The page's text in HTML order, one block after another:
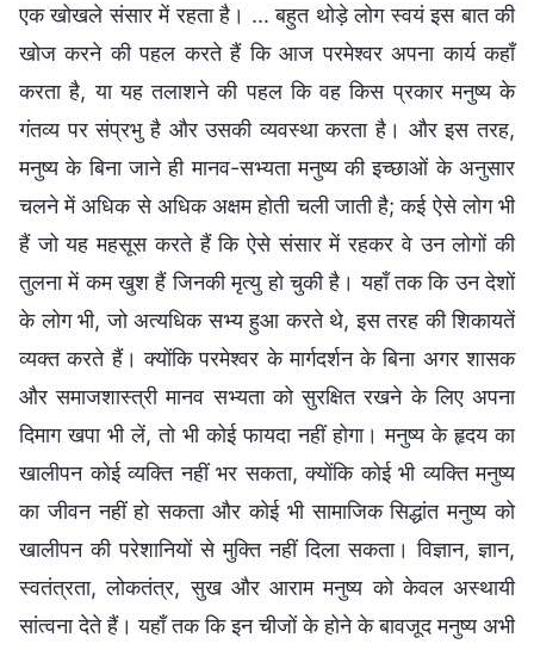
एक खोखले संसार में रहता है। ... बहुत थोड़े लोग स्वयं इस बात की
खोज करने की पहल करते हैं कि आज परमेश्वर अपना कार्य कहाँ
करता है, या यह तलाशने की पहल कि वह किस प्रकार मनुष्य के
गंतव्य पर संप्रभु है और उसकी व्यवस्था करता है। और इस तरह,
मनुष्य के बिना जाने ही मानव-सभ्यता मनुष्य की इच्छाओं के अनुसार
चलने में अधिक से अधिक अक्षम होती चली जाती है; कई ऐसे लोग भी
हैं जो यह महसूस करते हैं कि ऐसे संसार में रहकर वे उन लोगों की
तुलना में कम खुश हैं जिनकी मृत्यु हो चुकी है। यहाँ तक कि उन देशों
के लोग भी, जो अत्यधिक सभ्य हुआ करते थे, इस तरह की शिकायतें
व्यक्त करते हैं। क्योंकि परमेश्वर के मार्गदर्शन के बिना अगर शासक
और समाजशास्त्री मानव सभ्यता को सुरक्षित रखने के लिए अपना
दिमाग खपा भी लें, तो भी कोई फायदा नहीं होगा। मनुष्य के हृदय का
खालीपन कोई व्यक्ति नहीं भर सकता, क्योंकि कोई भी व्यक्ति मनुष्य
का जीवन नहीं हो सकता और कोई भी सामाजिक सिद्धांत मनुष्य को
खालीपन की परेशानियों से मुक्ति नहीं दिला सकता। विज्ञान, ज्ञान,
स्वतंत्रता, लोकतंत्र, सुख और आराम मनुष्य को केवल अस्थायी
सांत्वना देते हैं। यहाँ तक कि इन चीजों के होने के बावजूद मनुष्य अभी